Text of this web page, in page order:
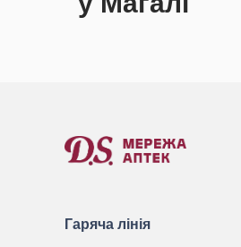
Гаряча лінія